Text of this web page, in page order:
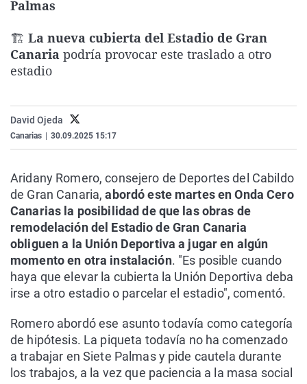
Gente viajera
Como el perro y el
Retornados
Equipo de
Galicia
La Rioja
País Vasco
Televisión
Elecciones
Palmas
🏗️ La nueva cubierta del Estadio de Gran
Canaria podría provocar este traslado a otro
estadio
David Ojeda
Canarias 30.09.2025 15:17
Aridany Romero, consejero de Deportes del Cabildo
de Gran Canaria,abordó este martes en Onda Cero
Canarias la posibilidad de que las obras de
remodelación del Estadio de Gran Canaria
obliguen a la Unión Deportiva a jugar en algún
momento en otra instalación. "Es posible cuando
haya que elevar la cubierta la Unión Deportiva deba
irse a otro estadio o parcelar el estadio", comentó.
Romero abordó ese asunto todavía como categoría
de hipótesis. La piqueta todavía no ha comenzado
a trabajar en Siete Palmas y pide cautela durante
los trabajos, a la vez que paciencia a la masa social